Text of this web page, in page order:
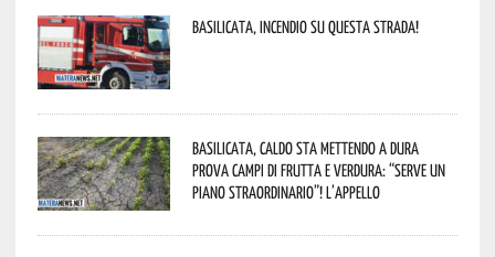
Basilicata, incendio su questa strada!
Basilicata, caldo sta mettendo a dura
prova campi di frutta e verdura: “Serve un
piano straordinario”! L’appello